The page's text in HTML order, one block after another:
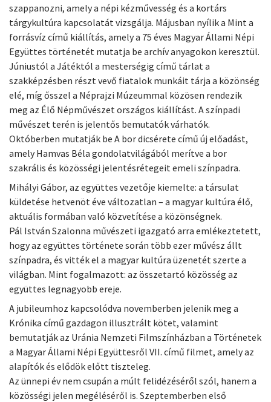
szappanozni, amely a népi kézművesség és a kortárs
tárgykultúra kapcsolatát vizsgálja. Májusban nyílik a Mint a
forrásvíz című kiállítás, amely a 75 éves Magyar Állami Népi
Együttes történetét mutatja be archív anyagokon keresztül.
Júniustól a Játéktól a mesterségig című tárlat a
szakképzésben részt vevő fiatalok munkáit tárja a közönség
elé, míg ősszel a Néprajzi Múzeummal közösen rendezik
meg az Élő Népművészet országos kiállítást. A színpadi
művészet terén is jelentős bemutatók várhatók.
Októberben mutatják be A bor dicsérete című új előadást,
amely Hamvas Béla gondolatvilágából merítve a bor
szakrális és közösségi jelentésrétegeit emeli színpadra.
Mihályi Gábor, az együttes vezetője kiemelte: a társulat
küldetése hetvenöt éve változatlan – a magyar kultúra élő,
aktuális formában való közvetítése a közönségnek.
Pál István Szalonna művészeti igazgató arra emlékeztetett,
hogy az együttes története során több ezer művész állt
színpadra, és vitték el a magyar kultúra üzenetét szerte a
világban. Mint fogalmazott: az összetartó közösség az
együttes legnagyobb ereje.
A jubileumhoz kapcsolódva novemberben jelenik meg a
Krónika című gazdagon illusztrált kötet, valamint
bemutatják az Uránia Nemzeti Filmszínházban a Történetek
a Magyar Állami Népi Együttesről VII. című filmet, amely az
alapítók és elődök előtt tiszteleg.
Az ünnepi év nem csupán a múlt felidézéséről szól, hanem a
közösségi jelen megéléséről is. Szeptemberben első